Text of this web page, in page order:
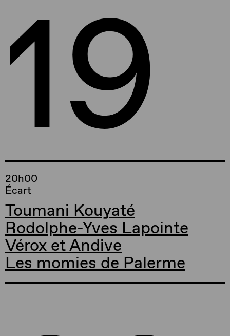
19
20h00
Écart
Toumani Kouyaté
Rodolphe-Yves Lapointe
Vérox et Andive
Les momies de Palerme